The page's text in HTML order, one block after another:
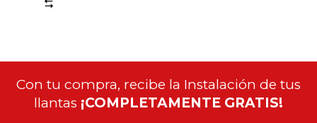
Con tu compra, recibe la Instalación de tus
llantas ¡COMPLETAMENTE GRATIS!